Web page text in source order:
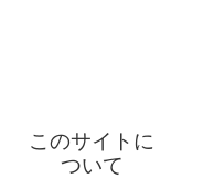
このサイトに
ついて